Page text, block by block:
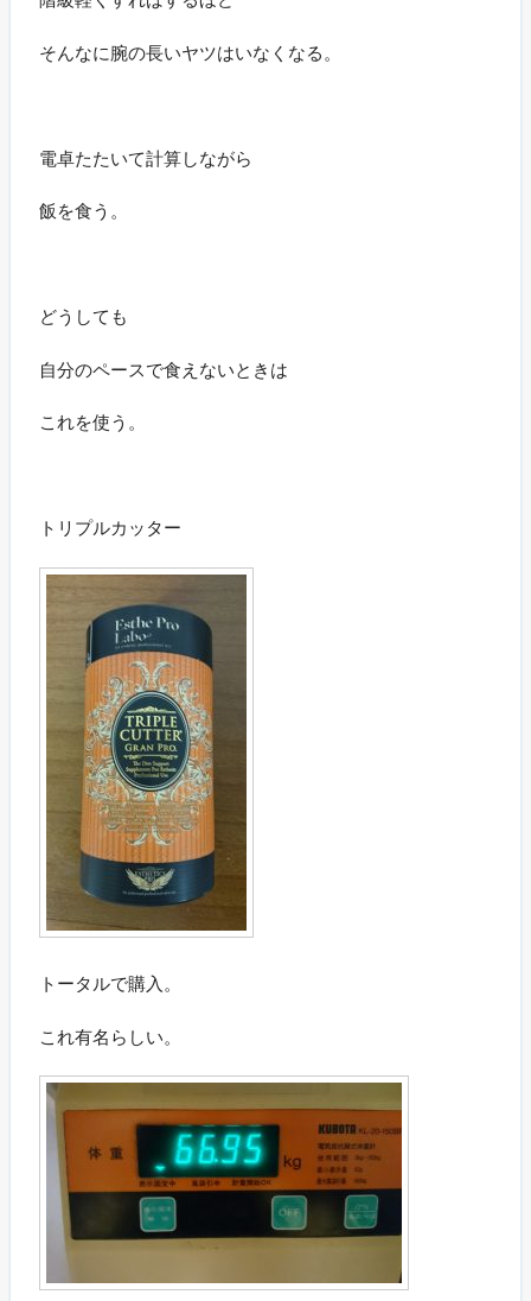
そんなに腕の長いヤツはいなくなる。
電卓たたいて計算しながら
飯を食う。
どうしても
自分のペースで食えないときは
これを使う。
トリプルカッター
トータルで購入。
これ有名らしい。